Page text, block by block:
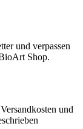
und verpassen
Shop.
und